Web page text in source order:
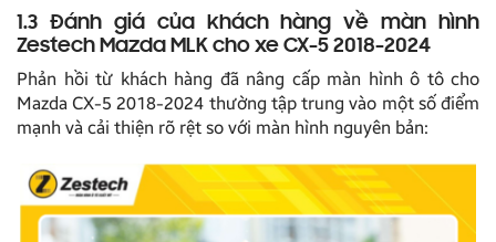
1.3 Đánh giá của khách hàng về màn hình
Zestech Mazda MLK cho xe CX-5 2018-2024
Phản hồi từ khách hàng đã nâng cấp màn hình ô tô cho
Mazda CX-5 2018-2024 thường tập trung vào một số điểm
mạnh và cải thiện rõ rệt so với màn hình nguyên bản: